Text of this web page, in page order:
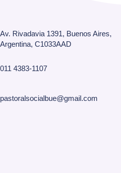
Av. Rivadavia 1391, Buenos Aires,
Argentina, C1033AAD
011 4383-1107
pastoralsocialbue@gmail.com